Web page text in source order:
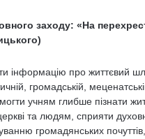
заходу: «На
інформацію про життєвий
громадській,
учням глибше пізнати
та людям, сприяти
громадянських почуттів,